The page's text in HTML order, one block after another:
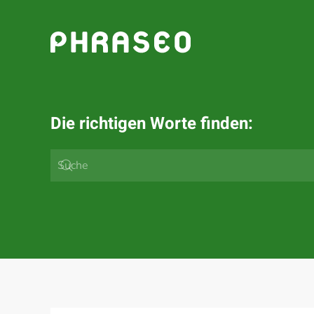
Zum Hauptinhalt springen
Die richtigen Worte finden: